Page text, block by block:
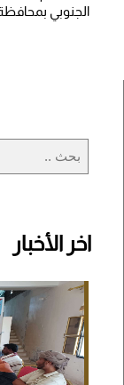
الجنوبي
اخر الأخبار